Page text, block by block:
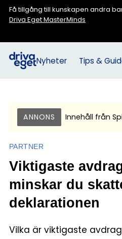
Få tillgång till kunskapen andra
Driva Eget MasterMinds
Nyheter Tips &
ANNONS Innehåll från
PARTNER
Viktigaste
minskar du
deklarationen
Vilka är viktigaste